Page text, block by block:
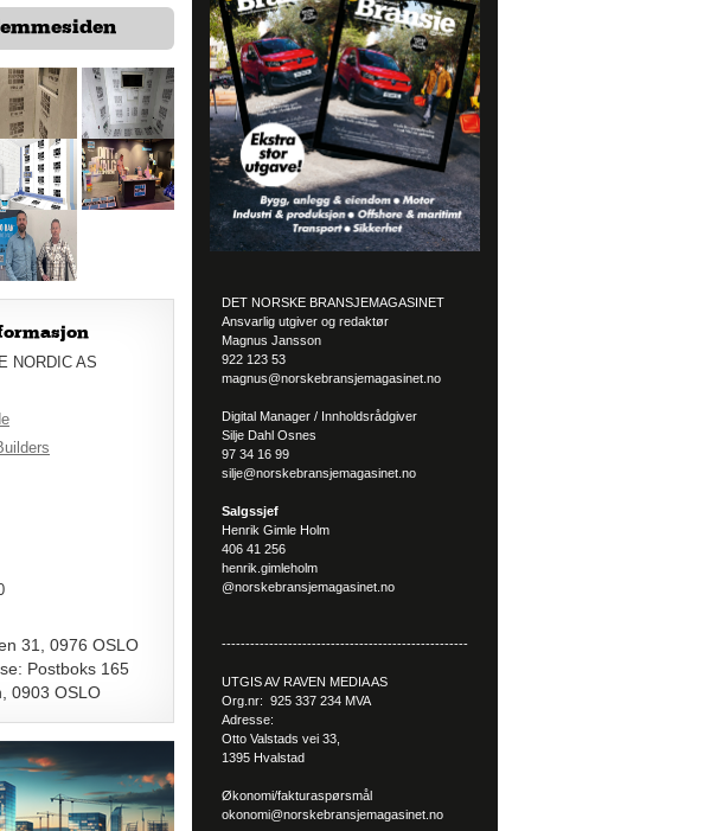
NORDIC AS
31, 0976 OSLO
Postboks 165
0903 OSLO
DET NORSKE BRANSJEMAGASINET
Ansvarlig utgiver og redaktør
Magnus Jansson
922 123 53
magnus@norskebransjemagasinet.no
Digital Manager / Innholdsrådgiver
Silje Dahl Osnes
97 34 16 99
silje@norskebransjemagasinet.no
Salgssjef
Henrik Gimle Holm
406 41 256
henrik.gimleholm
@norskebransjemagasinet.no
----------------------------------------------------
UTGIS AV RAVEN MEDIA AS
Org.nr: 925 337 234 MVA
Adresse:
Otto Valstads vei 33,
1395 Hvalstad
Økonomi/fakturaspørsmål
okonomi@norskebransjemagasinet.no